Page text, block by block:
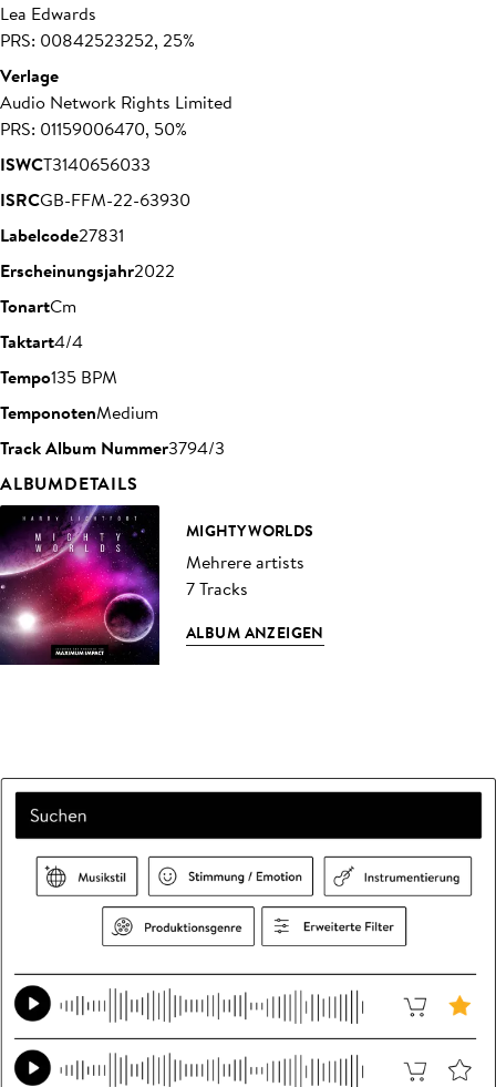
Lea Edwards
PRS: 00842523252, 25%
Verlage
Audio Network Rights Limited
PRS: 01159006470, 50%
ISWCT3140656033
ISRCGB-FFM-22-63930
Labelcode27831
Erscheinungsjahr2022
TonartCm
Taktart4/4
Tempo135 BPM
TemponotenMedium
Track Album Nummer3794/3
ALBUMDETAILS
MIGHTY WORLDS
Mehrere artists
7 Tracks
ALBUM ANZEIGEN